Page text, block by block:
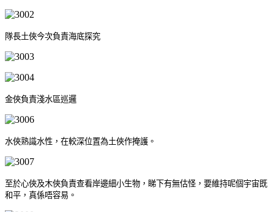
隊長土俠今次負責海底探究
金俠負責淺水區巡邏
水俠熟識水性，在較深位置為土俠作掩護。
至於心俠及木俠負責查看岸邊細小生物，睇下有無估怪，要維持呢個宇宙既
和平，真係唔容易。